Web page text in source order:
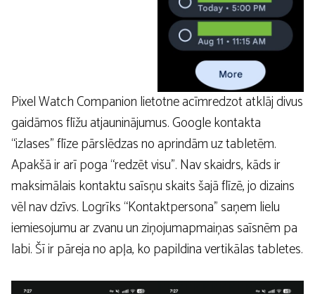
Pixel Watch Companion lietotne acīmredzot atklāj divus
gaidāmos flīžu atjauninājumus. Google kontakta
“izlases” flīze pārslēdzas no aprindām uz tabletēm.
Apakšā ir arī poga “redzēt visu”. Nav skaidrs, kāds ir
maksimālais kontaktu saīsņu skaits šajā flīzē, jo dizains
vēl nav dzīvs. Logrīks “Kontaktpersona” saņem lielu
iemiesojumu ar zvanu un ziņojumapmaiņas saīsnēm pa
labi. Šī ir pāreja no apļa, ko papildina vertikālas tabletes.